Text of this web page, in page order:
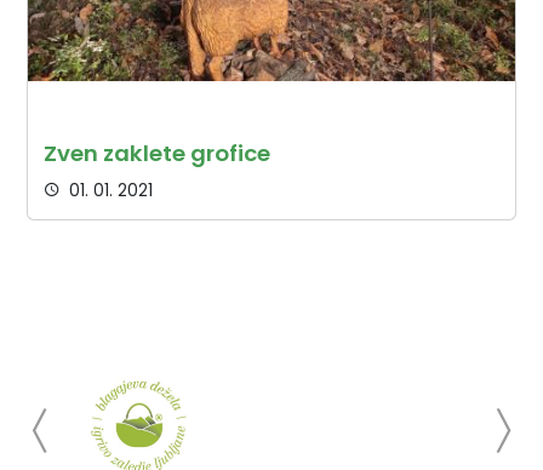
Zven zaklete grofice
01. 01. 2021